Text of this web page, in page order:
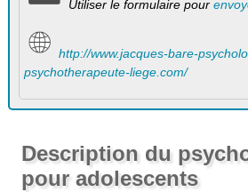
Utiliser le formulaire pour
http://www.jacques-bare-
psychotherapeute-liege.com/
Description du
pour adolescents